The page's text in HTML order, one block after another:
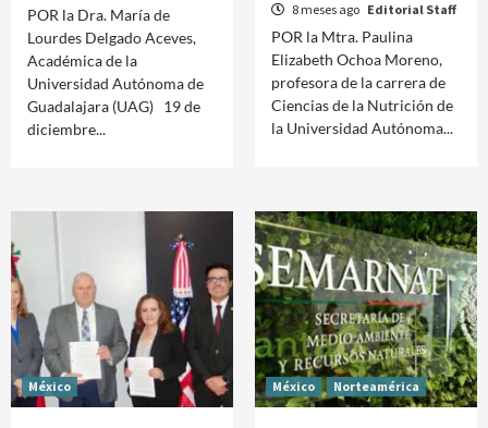
POR la Dra. María de
Lourdes Delgado Aceves,
Académica de la
Universidad Autónoma de
Guadalajara (UAG) 19 de
diciembre...
8 meses ago Editorial Staff
POR la Mtra. Paulina
Elizabeth Ochoa Moreno,
profesora de la carrera de
Ciencias de la Nutrición de
la Universidad Autónoma...
México México Norteamérica